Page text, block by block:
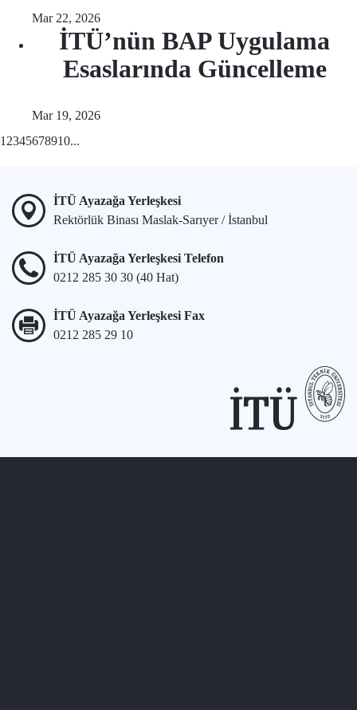
Mar 22, 2026
İTÜ’nün BAP Uygulama
Esaslarında Güncelleme
Mar 19, 2026
1 2345678910...
İTÜ Ayazağa Yerleşkesi
Rektörlük Binası Maslak-Sarıyer / İstanbul
İTÜ Ayazağa Yerleşkesi Telefon
0212 285 30 30 (40 Hat)
İTÜ Ayazağa Yerleşkesi Fax
0212 285 29 10